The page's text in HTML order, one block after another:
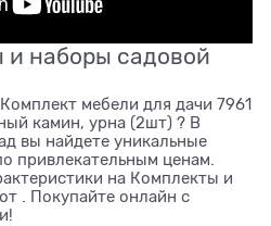
и наборы садовой
мебели для дачи 7961
камин, урна (2шт) ? В
вы найдете уникальные
привлекательным ценам.
на Комплекты и
. Покупайте онлайн с